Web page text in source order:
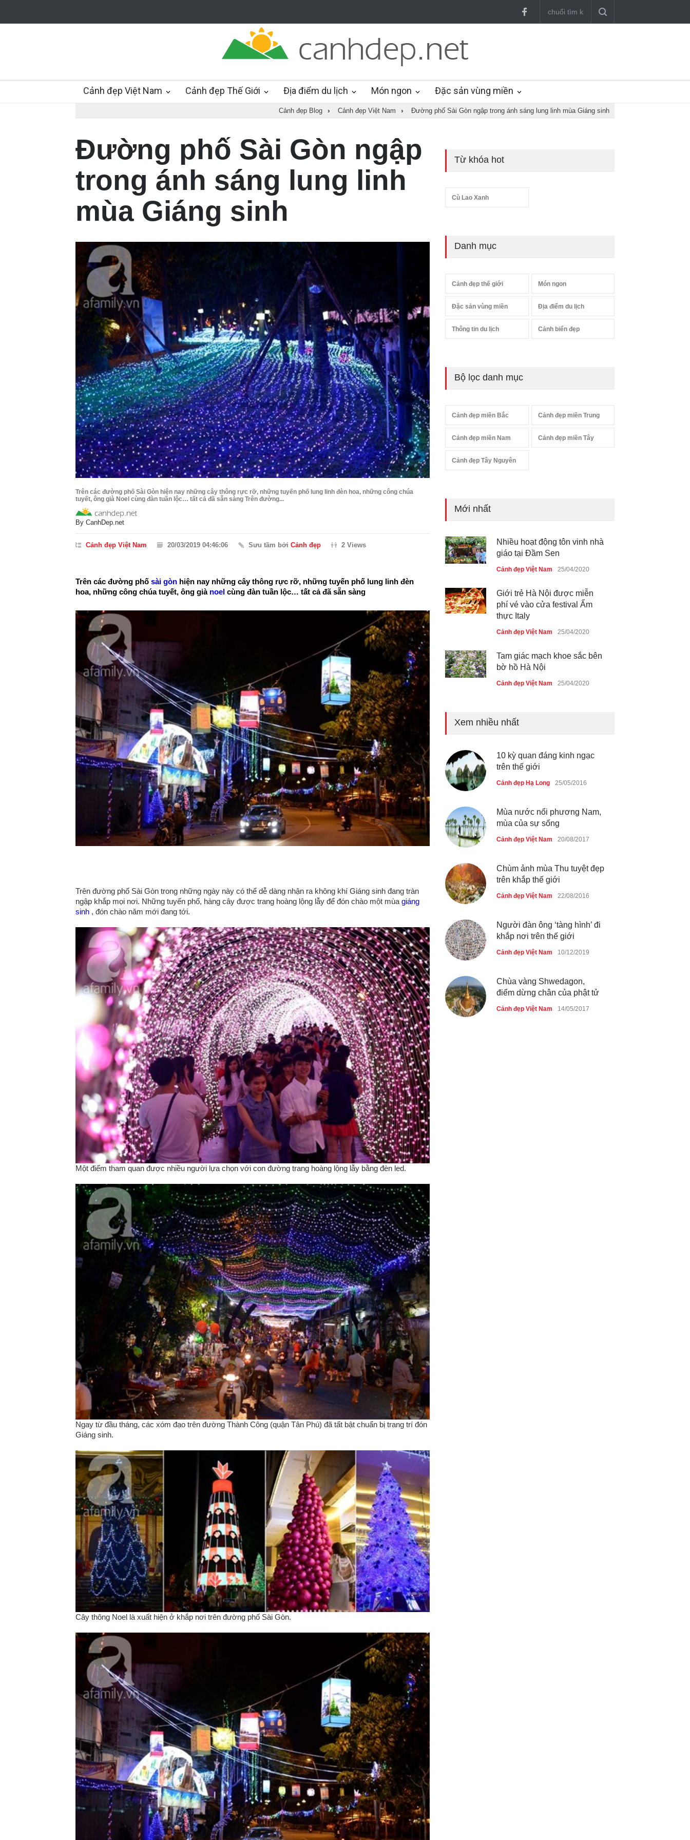
Cảnh đẹp Việt Nam Cảnh đẹp Thế Giới Địa điểm du lịch Món ngon Đặc sản vùng miền
Cảnh đẹp Blog › Cảnh đẹp Việt Nam › Đường phố Sài Gòn ngập trong ánh sáng lung linh mùa Giáng sinh
Đường phố Sài Gòn ngập
trong ánh sáng lung linh
mùa Giáng sinh
Trên các đường phố Sài Gòn hiện nay những cây thông rực rỡ, những tuyến phố lung linh đèn hoa, những công chúa
tuyết, ông già Noel cùng đàn tuần lộc… tất cả đã sẵn sàng Trên đường...
By CanhDep.net
Cảnh đẹp Việt Nam 20/03/2019 04:46:06 Sưu tầm bởi Cảnh đẹp 2 Views
Trên các đường phố sài gòn hiện nay những cây thông rực rỡ, những tuyến phố lung linh đèn
hoa, những công chúa tuyết, ông già noel cùng đàn tuần lộc… tất cả đã sẵn sàng
Trên đường phố Sài Gòn trong những ngày này có thể dễ dàng nhận ra không khí Giáng sinh đang tràn
ngập khắp mọi nơi. Những tuyến phố, hàng cây được trang hoàng lộng lẫy để đón chào một mùa giáng
sinh , đón chào năm mới đang tới.
Một điểm tham quan được nhiều người lựa chọn với con đường trang hoàng lộng lẫy bằng đèn led.
Ngay từ đầu tháng, các xóm đạo trên đường Thành Công (quận Tân Phú) đã tất bật chuẩn bị trang trí đón
Giáng sinh.
Cây thông Noel là xuất hiện ở khắp nơi trên đường phố Sài Gòn.
Từ khóa hot
Cù Lao Xanh
Danh mục
Cảnh đẹp thế giới Món ngon
Đặc sản vùng miền Địa điểm du lịch
Thông tin du lịch Cảnh biển đẹp
Bộ lọc danh mục
Cảnh đẹp miền Bắc Cảnh đẹp miền Trung
Cảnh đẹp miền Nam Cảnh đẹp miền Tây
Cảnh đẹp Tây Nguyên
Mới nhất
giáo tại Đầm Sen
Giới trẻ Hà Nội được miễn
phí vé vào cửa festival Ẩm
thực Italy
bờ hồ Hà Nội
Những món ăn đồng quê dân
dã ở Sài Gòn
Cảnh đẹp Việt Nam 25/04/2020
Xem nhiều nhất
10 kỳ quan đáng kinh ngạc
trên thế giới
Cảnh đẹp Hạ Long 25/05/2016
Mùa nước nổi phương Nam,
mùa của sự sống
Cảnh đẹp Việt Nam 20/08/2017
Chùm ảnh mùa Thu tuyệt đẹp
trên khắp thế giới
Cảnh đẹp Việt Nam 22/08/2016
Người đàn ông ‘tàng hình’ đi
khắp nơi trên thế giới
Cảnh đẹp Việt Nam 10/12/2019
Chùa vàng Shwedagon,
điểm dừng chân của phật tử
Cảnh đẹp Việt Nam 14/05/2017